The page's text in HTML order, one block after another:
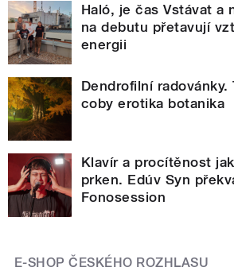
Haló, je čas Vstávat a
na debutu přetavují
energii
Dendrofilní
coby erotika botanika
Klavír a procítěnost
prken. Edúv Syn
Fonosession
E-SHOP ČESKÉHO ROZHLASU